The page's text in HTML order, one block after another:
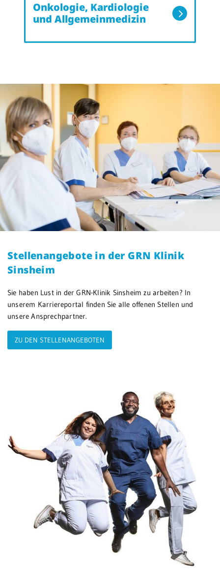
Onkologie, Kardiologie
und Allgemeinmedizin
PROKTOLOGIE
Stellenangebote in der GRN Klinik
Sinsheim
Sie haben Lust in der GRN-Klinik Sinsheim zu arbeiten? In
unserem Karriereportal finden Sie alle offenen Stellen und
unsere Ansprechpartner.
ZU DEN STELLENANGEBOTEN